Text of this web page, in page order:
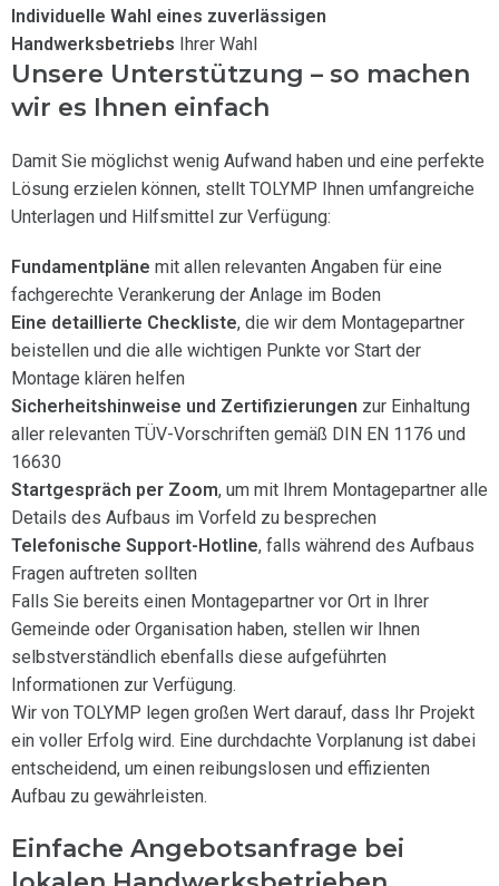
Individuelle Wahl eines zuverlässigen
Handwerksbetriebs Ihrer Wahl
Unsere Unterstützung – so machen
wir es Ihnen einfach
Damit Sie möglichst wenig Aufwand haben und eine perfekte
Lösung erzielen können, stellt TOLYMP Ihnen umfangreiche
Unterlagen und Hilfsmittel zur Verfügung:
Fundamentpläne mit allen relevanten Angaben für eine
fachgerechte Verankerung der Anlage im Boden
Eine detaillierte Checkliste, die wir dem Montagepartner
beistellen und die alle wichtigen Punkte vor Start der
Montage klären helfen
Sicherheitshinweise und Zertifizierungen zur Einhaltung
aller relevanten TÜV-Vorschriften gemäß DIN EN 1176 und
16630
Startgespräch per Zoom, um mit Ihrem Montagepartner alle
Details des Aufbaus im Vorfeld zu besprechen
Telefonische Support-Hotline, falls während des Aufbaus
Fragen auftreten sollten
Falls Sie bereits einen Montagepartner vor Ort in Ihrer
Gemeinde oder Organisation haben, stellen wir Ihnen
selbstverständlich ebenfalls diese aufgeführten
Informationen zur Verfügung.
Wir von TOLYMP legen großen Wert darauf, dass Ihr Projekt
ein voller Erfolg wird. Eine durchdachte Vorplanung ist dabei
entscheidend, um einen reibungslosen und effizienten
Aufbau zu gewährleisten.
Einfache Angebotsanfrage bei